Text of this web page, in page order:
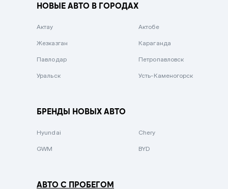
Вишневый
Зеленый металлик
НОВЫЕ АВТО В ГОРОДАХ
Актау Актобе
Жезказган Караганда
Павлодар Петропавловск
Уральск Усть-Каменогорск
БРЕНДЫ НОВЫХ АВТО
Hyundai Chery
GWM BYD
АВТО С ПРОБЕГОМ